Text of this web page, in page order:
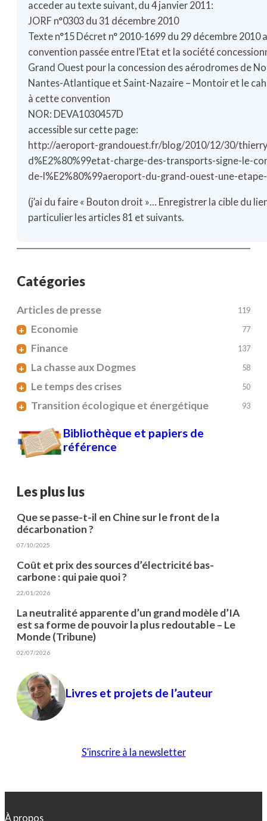
acceder au texte suivant, du 4 janvier 2011:
JORF n°0303 du 31 décembre 2010
Texte n°15 Décret n° 2010-1699 du 29 décembre 2010
convention passée entre l’Etat et la société
Grand Ouest pour la concession des aérodromes de
Nantes-Atlantique et Saint-Nazaire – Montoir et le
à cette convention
NOR: DEVA1030457D
accessible sur cette page:
http://aeroport-grandouest.fr/blog/2010/12/30/
d%E2%80%99etat-charge-des-transports-signe-le-
de-l%E2%80%99aeroport-du-grand-ouest-une-
(j’ai du faire « Bouton droit »… Enregistrer la cible du
particulier les articles 81 et suivants.
Catégories
Articles de presse 119
+ Economie 77
+ Finance 137
+ La chasse aux Dogmes 58
+ Le temps des crises 50
+ Transition écologique et énergétique 93
Bibliothèque et papiers de
référence
Les plus lus
Que se passe-t-il en Chine sur le front de la
décarbonation ?
07/10/2025
Coût et prix des sources d’électricité bas-
carbone : qui paie quoi ?
22/01/2026
La neutralité apparente d’un grand modèle d’IA
est sa forme de pouvoir la plus redoutable – Le
Monde (Tribune)
02/07/2026
Livres et projets de l’auteur
S’inscrire à la newsletter
À propos